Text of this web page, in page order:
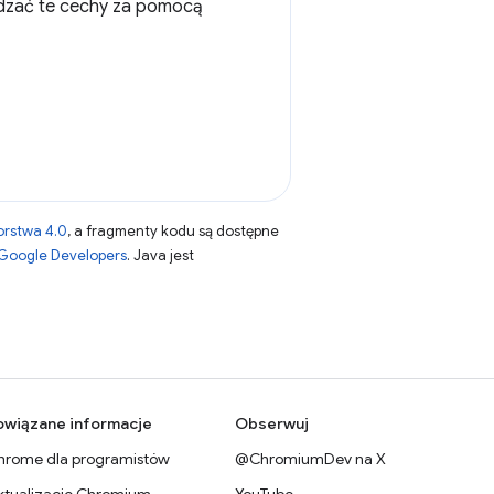
te cechy za pomocą
4.0, a fragmenty kodu są dostępne
Developers. Java jest
informacje
dla programistów
Obserwuj
@ChromiumDev na X